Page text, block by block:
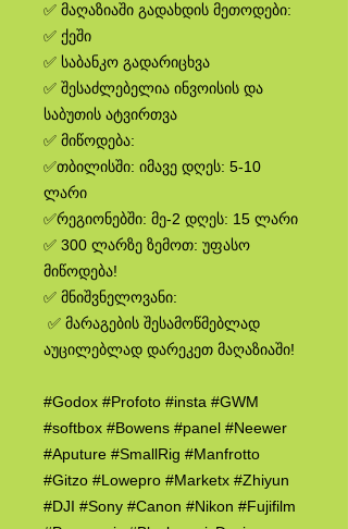
✅ მაღაზიაში გადახდის მეთოდები:
✅ ქეში
✅ საბანკო გადარიცხვა
✅ შესაძლებელია ინვოისის და
საბუთის ატვირთვა
✅ მიწოდება:
✅თბილისში: იმავე დღეს: 5-10
ლარი
✅რეგიონებში: მე-2 დღეს: 15 ლარი
✅ 300 ლარზე ზემოთ: უფასო
მიწოდება!
✅ მნიშვნელოვანი:
✅ მარაგების შესამოწმებლად
აუცილებლად დარეკეთ მაღაზიაში!
#Godox #Profoto #insta #GWM
#softbox #Bowens #panel #Neewer
#Aputure #SmallRig #Manfrotto
#Gitzo #Lowepro #Marketx #Zhiyun
#DJI #Sony #Canon #Nikon #Fujifilm